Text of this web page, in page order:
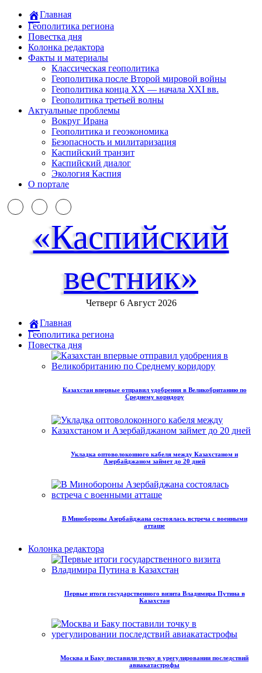
Главная
Геополитика региона
Повестка дня
Колонка редактора
Факты и материалы
Классическая геополитика
Геополитика после Второй мировой войны
Геополитика конца XX — начала XXI вв.
Геополитика третьей волны
Актуальные проблемы
Вокруг Ирана
Геополитика и геоэкономика
Безопасность и милитаризация
Каспийский транзит
Каспийский диалог
Экология Каспия
О портале
«Каспийский
вестник»
Четверг 6 Август 2026
Главная
Геополитика региона
Повестка дня
Казахстан впервые отправил удобрения в Великобританию по
Среднему коридору
Укладка оптоволоконного кабеля между Казахстаном и
Азербайджаном займет до 20 дней
В Минобороны Азербайджана состоялась встреча с военными
атташе
Колонка редактора
Первые итоги государственного визита Владимира Путина в
Казахстан
Москва и Баку поставили точку в урегулировании последствий
авиакатастрофы